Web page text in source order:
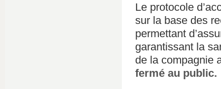
Le protocole
sur la base des
permettant
garantissant la
de la compagnie
fermé au public.